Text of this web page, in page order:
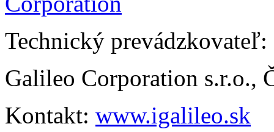
Technický prevádzkovateľ:
Galileo Corporation s.r.o.,
Kontakt: www.igalileo.sk